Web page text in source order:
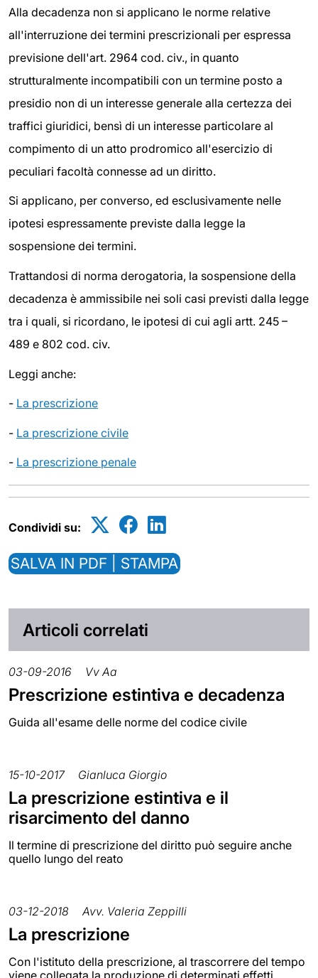
Alla decadenza non si applicano le norme relative
all'interruzione dei termini prescrizionali per espressa
previsione dell'art. 2964 cod. civ., in quanto
strutturalmente incompatibili con un termine posto a
presidio non di un interesse generale alla certezza dei
traffici giuridici, bensì di un interesse particolare al
compimento di un atto prodromico all'esercizio di
peculiari facoltà connesse ad un diritto.
Si applicano, per converso, ed esclusivamente nelle
ipotesi espressamente previste dalla legge la
sospensione dei termini.
Trattandosi di norma derogatoria, la sospensione della
decadenza è ammissibile nei soli casi previsti dalla legge
tra i quali, si ricordano, le ipotesi di cui agli artt. 245 –
489 e 802 cod. civ.
Leggi anche:
- La prescrizione
- La prescrizione civile
- La prescrizione penale
Condividi su:
SALVA IN PDF | STAMPA
Articoli correlati
03-09-2016 Vv Aa
Prescrizione estintiva e decadenza
Guida all'esame delle norme del codice civile
15-10-2017 Gianluca Giorgio
La prescrizione estintiva e il
risarcimento del danno
Il termine di prescrizione del diritto può seguire anche
quello lungo del reato
03-12-2018 Avv. Valeria Zeppilli
La prescrizione
Con l'istituto della prescrizione, al trascorrere del tempo
viene collegata la produzione di determinati effetti